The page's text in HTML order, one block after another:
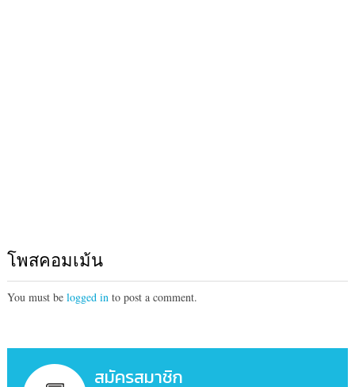
โพสคอมเม้น
You must be logged into post a comment.
สมัครสมาชิก